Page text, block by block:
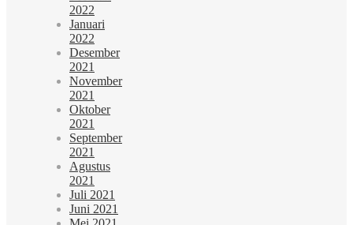
2022
Januari
2022
Desember
2021
November
2021
Oktober
2021
September
2021
Agustus
2021
Juli 2021
Juni 2021